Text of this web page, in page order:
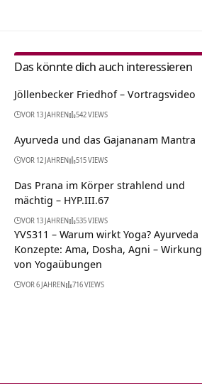
Das könnte dich auch interessieren
Jöllenbecker Friedhof‏‎ – Vortragsvideo
VOR 13 JAHREN 542 VIEWS
Ayurveda und das Gajananam Mantra
VOR 12 JAHREN 515 VIEWS
Das Prana im Körper strahlend und
mächtig – HYP.III.67
VOR 13 JAHREN 535 VIEWS
YVS311 – Warum wirkt Yoga? Ayurveda
Konzepte: Ama, Dosha, Agni – Wirkung
von Yogaübungen
VOR 6 JAHREN 716 VIEWS